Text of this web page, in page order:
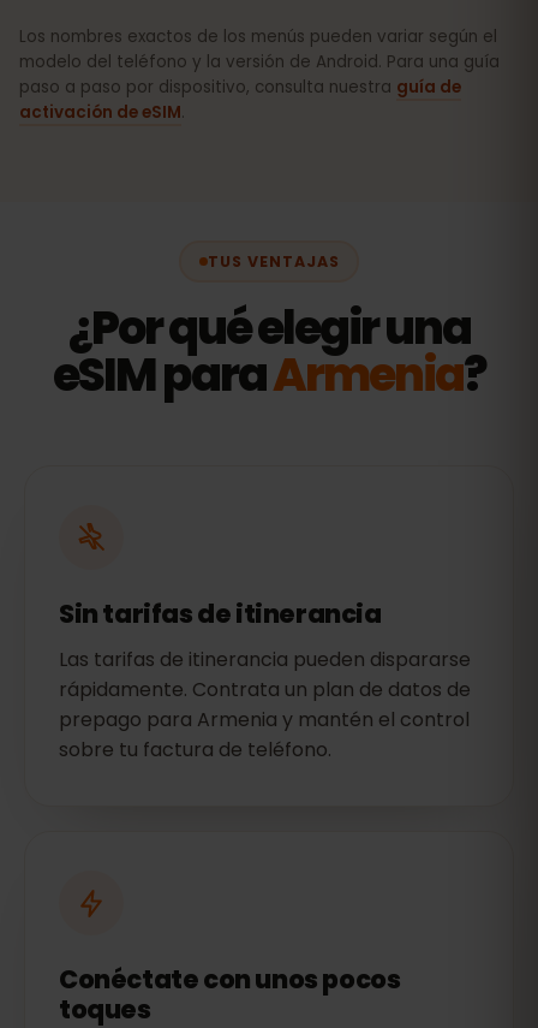
Los nombres exactos de los menús pueden variar según el
modelo del teléfono y la versión de Android. Para una guía
paso a paso por dispositivo, consulta nuestra guía de
activación de eSIM.
TUS VENTAJAS
¿Por qué elegir una
eSIM paraArmenia?
Sin tarifas de itinerancia
Las tarifas de itinerancia pueden dispararse
rápidamente. Contrata un plan de datos de
prepago para Armenia y mantén el control
sobre tu factura de teléfono.
Conéctate con unos pocos
toques